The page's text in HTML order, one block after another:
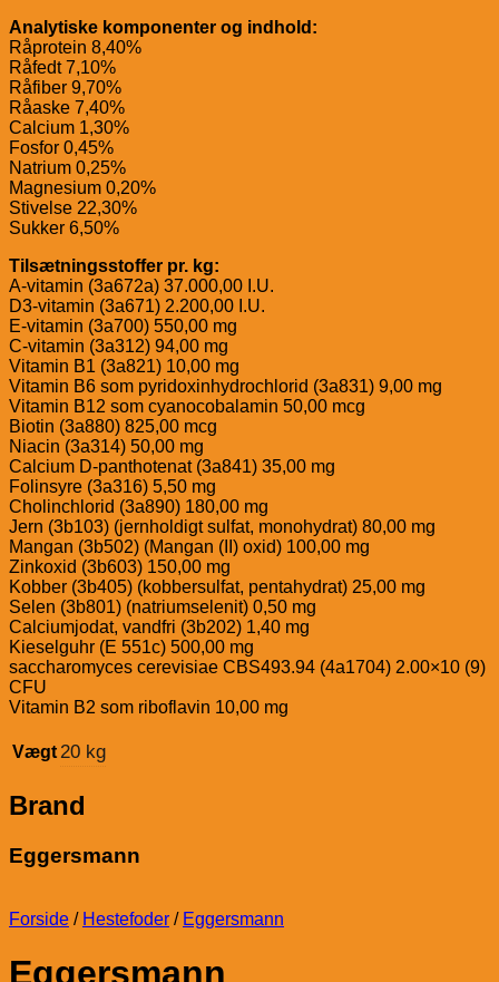
Analytiske komponenter og indhold:
Råprotein 8,40%
Råfedt 7,10%
Råfiber 9,70%
Råaske 7,40%
Calcium 1,30%
Fosfor 0,45%
Natrium 0,25%
Magnesium 0,20%
Stivelse 22,30%
Sukker 6,50%
Tilsætningsstoffer pr. kg:
A-vitamin (3a672a) 37.000,00 I.U.
D3-vitamin (3a671) 2.200,00 I.U.
E-vitamin (3a700) 550,00 mg
C-vitamin (3a312) 94,00 mg
Vitamin B1 (3a821) 10,00 mg
Vitamin B6 som pyridoxinhydrochlorid (3a831) 9,00 mg
Vitamin B12 som cyanocobalamin 50,00 mcg
Biotin (3a880) 825,00 mcg
Niacin (3a314) 50,00 mg
Calcium D-panthotenat (3a841) 35,00 mg
Folinsyre (3a316) 5,50 mg
Cholinchlorid (3a890) 180,00 mg
Jern (3b103) (jernholdigt sulfat, monohydrat) 80,00 mg
Mangan (3b502) (Mangan (II) oxid) 100,00 mg
Zinkoxid (3b603) 150,00 mg
Kobber (3b405) (kobbersulfat, pentahydrat) 25,00 mg
Selen (3b801) (natriumselenit) 0,50 mg
Calciumjodat, vandfri (3b202) 1,40 mg
Kieselguhr (E 551c) 500,00 mg
saccharomyces cerevisiae CBS493.94 (4a1704) 2.00×10 (9)
CFU
Vitamin B2 som riboflavin 10,00 mg
Vægt 20 kg
Brand
Eggersmann
Forside / Hestefoder / Eggersmann
Eggersmann